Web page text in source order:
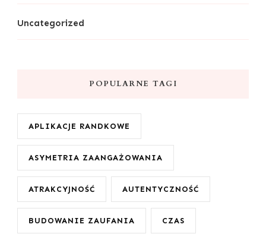
Uncategorized
POPULARNE TAGI
APLIKACJE RANDKOWE
ASYMETRIA ZAANGAŻOWANIA
ATRAKCYJNOŚĆ AUTENTYCZNOŚĆ
BUDOWANIE ZAUFANIA CZAS